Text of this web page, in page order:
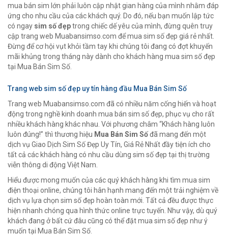
mua bán sim lớn phải luôn cập nhật gian hàng của mình nhằm đáp
ứng cho nhu cầu của các khách quý. Do đó, nếu bạn muốn lập tức
có ngay sim số đẹptrong chiếc dế yêu của mình, đừng quên truy
cập trang web Muabansimso.com để mua sim số đẹp giá rẻ nhất.
Đừng để cơ hội vụt khỏi tầm tay khi chúng tôi đang có đợt khuyến
mãi khủng trong tháng này dành cho khách hàng mua sim số đẹp
tại Mua Bán Sim Số.
Trang web sim số đẹp uy tín hàng đầu Mua Bán Sim Số
Trang web Muabansimso.com đã có nhiều năm cống hiến và hoạt
động trong nghề kinh doanh mua bán sim số đẹp, phục vụ cho rất
nhiều khách hàng khác nhau. Với phương châm “Khách hàng luôn
luôn đúng!” thì thương hiệu Mua Bán Sim Sốđã mang đến một
dịch vụ Giao Dịch Sim Số Đẹp Uy Tín, Giá Rẻ Nhất đầy tiện ích cho
tất cả các khách hàng có nhu cầu dùng sim số đẹp tại thị trường
viễn thông di động Việt Nam.
Hiểu được mong muốn của các quý khách hàng khi tìm mua sim
điện thoại online, chúng tôi hân hạnh mang đến một trải nghiệm về
dịch vụ lựa chọn sim số đẹp hoàn toàn mới. Tất cả đều được thực
hiện nhanh chóng qua hình thức online trực tuyến. Như vậy, dù quý
khách đang ở bất cứ đâu cũng có thể đặt mua sim số đẹp như ý
muốn tại Mua Bán Sim Số.